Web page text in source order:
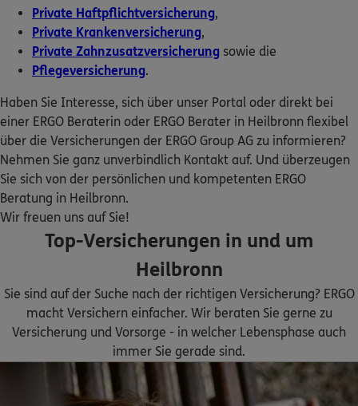
Homepage besuchen
Hakan Aslan
Schultheiß-Hammer-Strasse .21
Homepage besuchen
Antonio Tufekovic
Schultheiß-Hammer-Straße 21,74078 Heilbronn
(8.5 km)
Homepage besuchen
,74382 Neckarwestheim
Homepage besuchen
4.9 ERGO
Bernd Angerer
Friedhofweg 34 74245 Löwenstein
(13.7 km)
Homepage besuchen
Private Haftpflichtversicherung,
Private Krankenversicherung,
Private Zahnzusatzversicherung sowie die
Pflegeversicherung.
Haben Sie Interesse, sich über unser Portal oder direkt bei
einer ERGO Beraterin oder ERGO Berater in Heilbronn flexibel
über die Versicherungen der ERGO Group AG zu informieren?
Nehmen Sie ganz unverbindlich Kontakt auf. Und überzeugen
Sie sich von der persönlichen und kompetenten ERGO
Beratung in Heilbronn.
Wir freuen uns auf Sie!
Top-Versicherungen in und um
Heilbronn
Sie sind auf der Suche nach der richtigen Versicherung? ERGO
macht Versichern einfacher. Wir beraten Sie gerne zu
Versicherung und Vorsorge - in welcher Lebensphase auch
immer Sie gerade sind.